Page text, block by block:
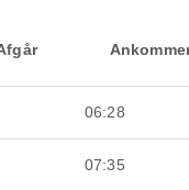
06:28
07:35